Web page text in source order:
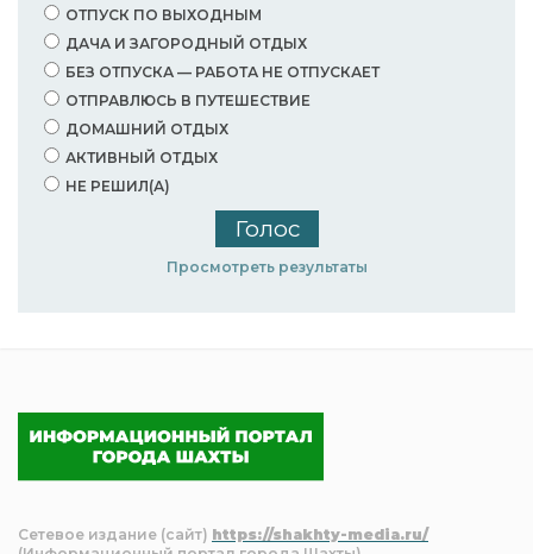
ОТПУСК ПО ВЫХОДНЫМ
ДАЧА И ЗАГОРОДНЫЙ ОТДЫХ
БЕЗ ОТПУСКА — РАБОТА НЕ ОТПУСКАЕТ
ОТПРАВЛЮСЬ В ПУТЕШЕСТВИЕ
ДОМАШНИЙ ОТДЫХ
АКТИВНЫЙ ОТДЫХ
НЕ РЕШИЛ(А)
Просмотреть результаты
Сетевое издание (сайт) https://shakhty-media.ru/